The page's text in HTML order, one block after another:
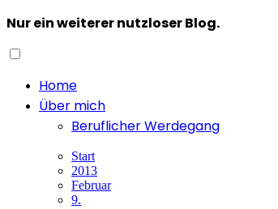
Nur ein weiterer nutzloser Blog.
Home
Über mich
Beruflicher Werdegang
Start
2013
Februar
9.